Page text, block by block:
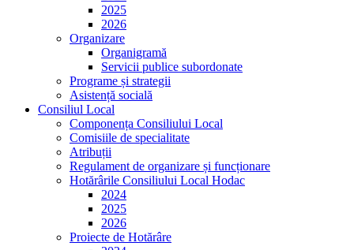
2025
2026
Organizare
Organigramă
Servicii publice subordonate
Programe și strategii
Asistență socială
Consiliul Local
Componența Consiliului Local
Comisiile de specialitate
Atribuții
Regulament de organizare și funcționare
Hotărârile Consiliului Local Hodac
2024
2025
2026
Proiecte de Hotărâre